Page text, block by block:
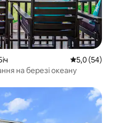
Середня
5,0 (54)
на березі океану